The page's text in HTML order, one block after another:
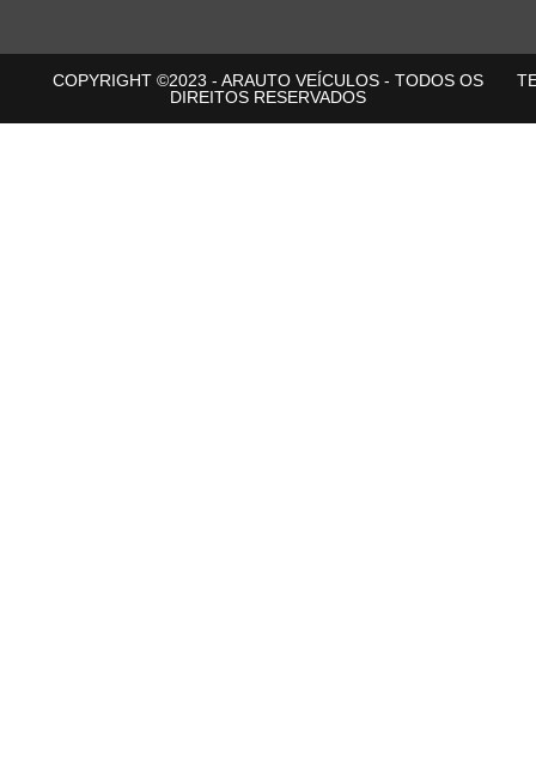
COPYRIGHT ©2023 - ARAUTO VEÍCULOS - TODOS OS
DIREITOS RESERVADOS